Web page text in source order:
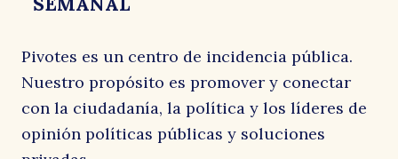
Pivotes es un centro de incidencia pública.
Nuestro propósito es promover y conectar
con la ciudadanía, la política y los líderes de
opinión políticas públicas y soluciones